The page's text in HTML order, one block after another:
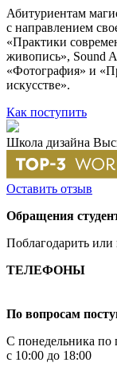
Абитуриентам
с направлением
«Практики
живопись», Sound
«Фотография» и
искусстве».
Как поступить
Школа дизайна
Оставить отзыв
Обращения
Поблагодарить или
ТЕЛЕФОНЫ
По вопросам
С понедельника по
с 10:00 до 18:00